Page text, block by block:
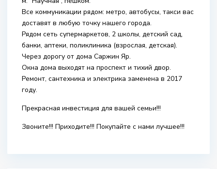
Все коммуникации рядом: метро, автобусы, такси вас
доставят в любую точку нашего города.
Рядом сеть супермаркетов, 2 школы, детский сад,
банки, аптеки, поликлиника (взрослая, детская).
Через дорогу от дома Саржин Яр.
Окна дома выходят на проспект и тихий двор.
Ремонт, сантехника и электрика заменена в 2017
году.
Прекрасная инвестиция для вашей семьи!!!
Звоните!!! Приходите!!! Покупайте с нами лучшее!!!